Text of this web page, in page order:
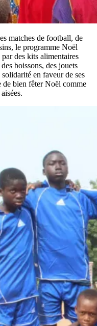
matches de football, de
le programme Noël
des kits alimentaires
boissons, des jouets
en faveur de ses
de bien fêter Noël comme